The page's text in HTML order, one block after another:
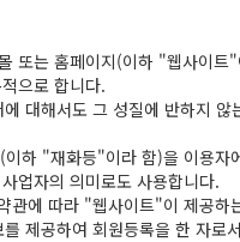
또는 홈페이지(이하 "웹사이
으로 합니다.
대해서도 그 성질에 반하지 않
"재화등"이라 함)을 이용자
업자의 의미로도 사용합니다.
에 따라 "웹사이트"이 제공하
제공하여 회원등록을 한 자로